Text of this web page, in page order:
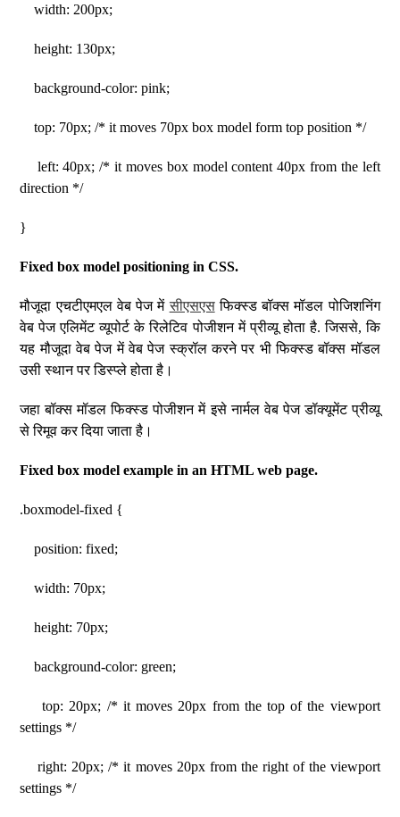
width: 200px;
height: 130px;
background-color: pink;
top: 70px; /* it moves 70px box model form top position */
left: 40px; /* it moves box model content 40px from the left
direction */
}
Fixed box model positioning in CSS.
मौजूदा एचटीएमएल वेब पेज मेंसीएसएसफिक्स्ड बॉक्स मॉडल पोजिशनिंग
वेब पेज एलिमेंट व्यूपोर्ट के रिलेटिव पोजीशन में प्रीव्यू होता है. जिससे, कि
यह मौजूदा वेब पेज में वेब पेज स्क्रॉल करने पर भी फिक्स्ड बॉक्स मॉडल
उसी स्थान पर डिस्प्ले होता है।
जहा बॉक्स मॉडल फिक्स्ड पोजीशन में इसे नार्मल वेब पेज डॉक्यूमेंट प्रीव्यू
से रिमूव कर दिया जाता है।
Fixed box model example in an HTML web page.
.boxmodel-fixed {
position: fixed;
width: 70px;
height: 70px;
background-color: green;
top: 20px; /* it moves 20px from the top of the viewport
settings */
right: 20px; /* it moves 20px from the right of the viewport
settings */